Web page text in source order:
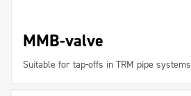
MMB-valve
Suitable for tap-offs in TRM pipe systems